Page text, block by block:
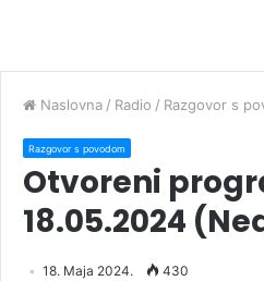
Naslovna / Radio / Razgovor s
Razgovor s povodom
Otvoreni
18.05.2024
18. Maja 2024. 430